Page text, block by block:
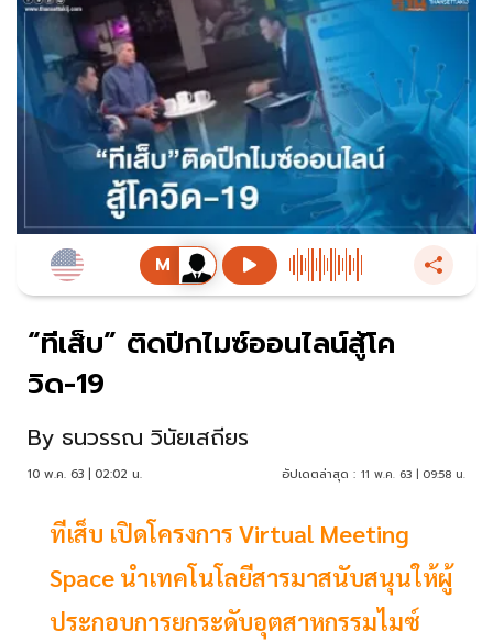
“ทีเส็บ” ติดปีกไมซ์ออนไลน์สู้โค
วิด-19
By ธนวรรณ วินัยเสถียร
10 พ.ค. 63 | 02:02 น. อัปเดตล่าสุด : 11 พ.ค. 63 | 09:58 น.
ทีเส็บ เปิดโครงการ Virtual Meeting
Space นำเทคโนโลยีสารมาสนับสนุนให้ผู้
ประกอบการยกระดับอุตสาหกรรมไมซ์